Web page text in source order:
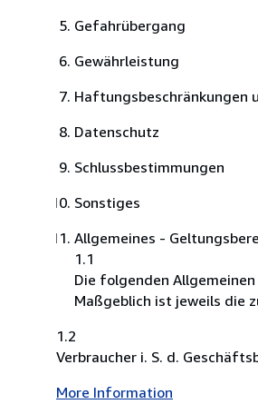
Gefahrübergang
Gewährleistung
Haftungsbeschränkungen
Datenschutz
Schlussbestimmungen
Sonstiges
Allgemeines -
1.1
Die folgenden
Maßgeblich ist jeweils die
1.2
Verbraucher i. S. d.
More Information